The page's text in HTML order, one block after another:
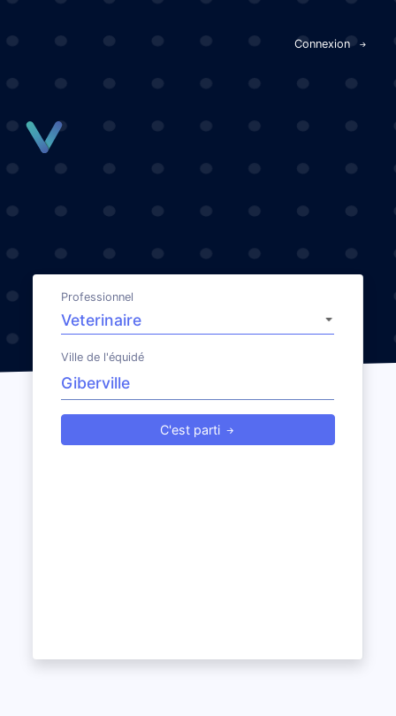
Connexion
Professionnel
Ville de l'équidé
C'est parti